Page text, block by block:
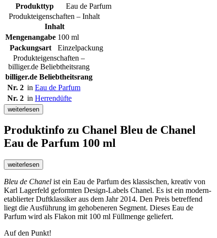
Produkttyp
Eau de Parfum
Produkteigenschaften – Inhalt
Inhalt
Mengenangabe 100 ml
Packungsart
Einzelpackung
Produkteigenschaften –
billiger.de Beliebtheitsrang
billiger.de Beliebtheitsrang
Nr. 2 in Eau de Parfum
Nr. 2 in Herrendüfte
weiterlesen
Produktinfo zu Chanel Bleu de Chanel
Eau de Parfum 100 ml
weiterlesen
Bleu de Chanel ist ein Eau de Parfum des klassischen, kreativ von
Karl Lagerfeld geformten Design-Labels Chanel. Es ist ein modern-
etablierter Duftklassiker aus dem Jahr 2014. Den Preis betreffend
liegt die Ausführung im gehobeneren Segment. Dieses Eau de
Parfum wird als Flakon mit 100 ml Füllmenge geliefert.
Auf den Punkt!